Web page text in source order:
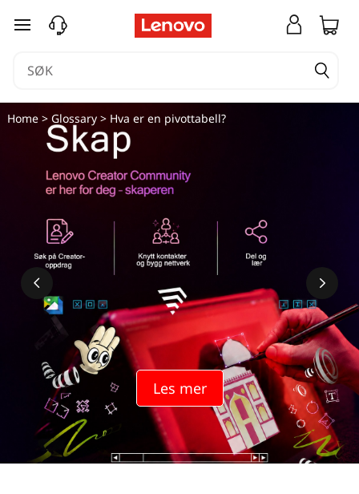
H
e
a
gå til hovedinnhold
Les mer
Home> Glossary> Hva er en pivottabell?